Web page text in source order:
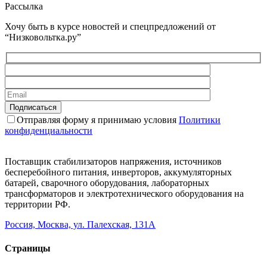
Рассылка
Хочу быть в курсе новостей и спецпредложений от
“Низковольтка.ру”
Отправляя форму я принимаю условия Политики
конфиденциальности
Поставщик стабилизаторов напряжения, источников
бесперебойного питания, инверторов, аккумуляторных
батарей, сварочного оборудования, лабораторных
трансформаторов и электротехнического оборудования на
территории РФ.
Россия, Москва, ул. Палехская, 131А
Страницы